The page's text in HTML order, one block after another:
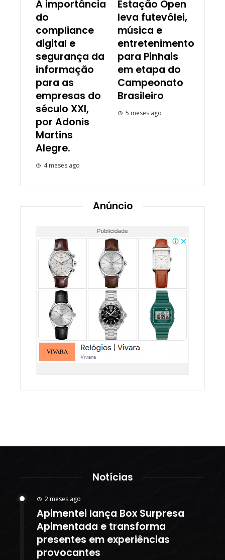
A importância
do
compliance
digital e
segurança da
informação
para as
empresas do
século XXI,
por Adonis
Martins
Alegre.
4 meses ago
Estação Open
leva futevôlei,
música e
entretenimento
para Pinhais
em etapa do
Campeonato
Brasileiro
5 meses ago
Anúncio
Notícias
2 meses ago
Apimentei lança Box Surpresa
Apimentada e transforma
presentes em experiências
provocantes